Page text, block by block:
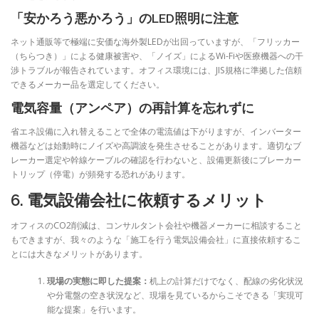
「安かろう悪かろう」のLED照明に注意
ネット通販等で極端に安価な海外製LEDが出回っていますが、「フリッカー
（ちらつき）」による健康被害や、「ノイズ」によるWi-Fiや医療機器への干
渉トラブルが報告されています。オフィス環境には、JIS規格に準拠した信頼
できるメーカー品を選定してください。
電気容量（アンペア）の再計算を忘れずに
省エネ設備に入れ替えることで全体の電流値は下がりますが、インバーター
機器などは始動時にノイズや高調波を発生させることがあります。適切なブ
レーカー選定や幹線ケーブルの確認を行わないと、設備更新後にブレーカー
トリップ（停電）が頻発する恐れがあります。
6. 電気設備会社に依頼するメリット
オフィスのCO2削減は、コンサルタント会社や機器メーカーに相談すること
もできますが、我々のような「施工を行う電気設備会社」に直接依頼するこ
とには大きなメリットがあります。
現場の実態に即した提案： 机上の計算だけでなく、配線の劣化状況
や分電盤の空き状況など、現場を見ているからこそできる「実現可
能な提案」を行います。